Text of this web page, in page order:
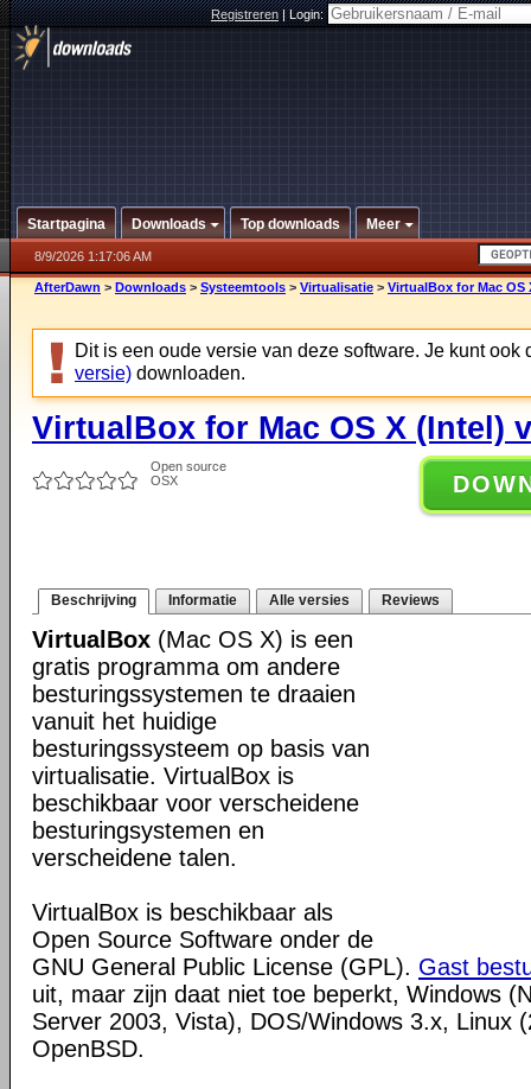
Registreren|Login:
Startpagina Downloads Top downloads Meer
8/9/2026 1:17:06 AM
AfterDawn > Downloads > Systeemtools > Virtualisatie > VirtualBox for Mac OS
Dit is een oude versie van deze software. Je kunt ook
versie) downloaden.
VirtualBox for Mac OS X (Intel)
Open source
OSX
Beschrijving Informatie Alle versies Reviews
VirtualBox (Mac OS X) is een
gratis programma om andere
besturingssystemen te draaien
vanuit het huidige
besturingssysteem op basis van
virtualisatie. VirtualBox is
beschikbaar voor verscheidene
besturingsystemen en
verscheidene talen.
VirtualBox is beschikbaar als
Open Source Software onder de
GNU General Public License (GPL). Gast
uit, maar zijn daat niet toe beperkt, Windows
Server 2003, Vista), DOS/Windows 3.x, Linux
OpenBSD.